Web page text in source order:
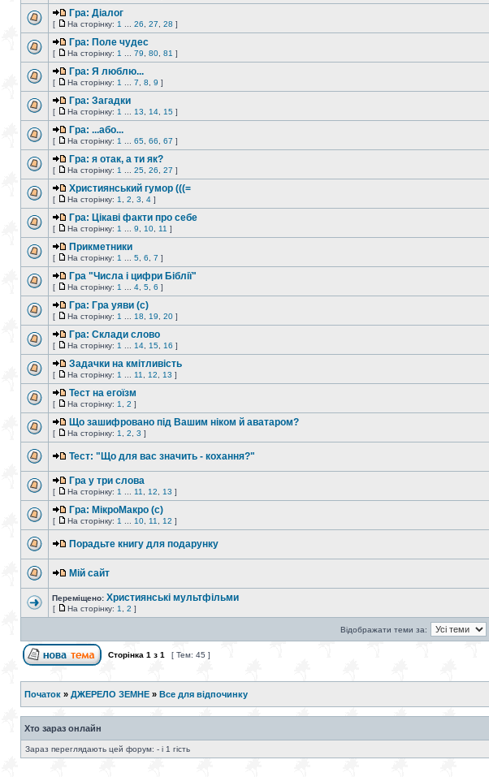
Гра: Діалог
[ На сторінку: 1 26 27 28 ]
Гра: Поле чудес
[ На сторінку: 1 79 80 81 ]
Гра: Я люблю...
[ На сторінку: 1 7 8 9 ]
Гра: Загадки
[ На сторінку: 1 13 14 15 ]
Гра: ...або...
[ На сторінку: 1 65 66 67 ]
Гра: я отак, а ти як?
[ На сторінку: 1 25 26 27 ]
Християнський гумор (((=
[ На сторінку: 1 2 3 4 ]
Гра: Цікаві факти про себе
[ На сторінку: 1 9 10 11 ]
Прикметники
[ На сторінку: 1 5 6 7 ]
Гра "Числа і цифри Біблії"
[ На сторінку: 1 4 5 6 ]
Гра: Гра уяви (с)
[ На сторінку: 1 18 19 20 ]
Гра: Склади слово
[ На сторінку: 1 14 15 16 ]
Задачки на кмітливість
[ На сторінку: 1 11 12 13 ]
Тест на егоїзм
[ На сторінку: 1 2 ]
Що зашифровано під Вашим ніком й аватаром?
[ На сторінку: 1 2 3 ]
Тест: "Що для вас значить - кохання?"
Гра у три слова
[ На сторінку: 1 11 12 13 ]
Гра: МікроМакро (с)
[ На сторінку: 1 10 11 12 ]
Порадьте книгу для подарунку
Мій сайт
Переміщено: Християнські мультфільми
[ На сторінку: 1 2 ]
Відображати теми за:
Сторінка 1 з 1 [ Тем: 45 ]
Початок » ДЖЕРЕЛО ЗЕМНЕ » Все для відпочинку
Хто зараз онлайн
Зараз переглядають цей форум: - і 1 гість